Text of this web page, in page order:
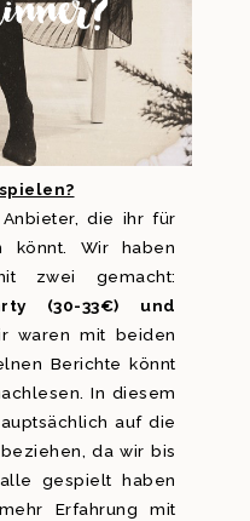
die ihr für
könnt. Wir haben
zwei gemacht:
(30-33€) und
waren mit beiden
Berichte könnt
In diesem
auf die
da wir bis
gespielt haben
Erfahrung mit